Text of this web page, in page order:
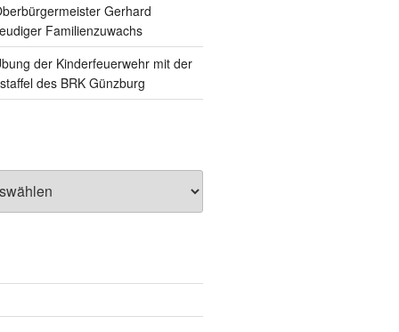
Gerhard
Familienzuwachs
der Kinderfeuerwehr mit der
des BRK Günzburg